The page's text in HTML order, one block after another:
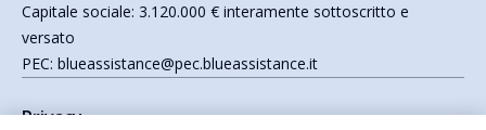
Capitale sociale: 3.120.000 € interamente sottoscritto e
versato
PEC: blueassistance@pec.blueassistance.it
Privacy